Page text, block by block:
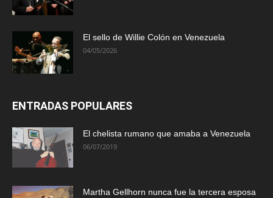
El sello de Willie Colón en Venezuela
04/05/2026
ENTRADAS POPULARES
El chelista rumano que amaba a Venezuela
06/07/2019
Martha Gellhorn nunca fue la tercera esposa